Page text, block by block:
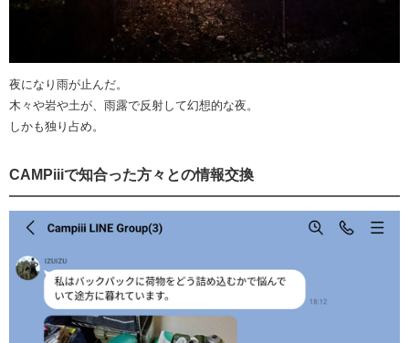
夜になり雨が止んだ。
木々や岩や土が、雨露で反射して幻想的な夜。
しかも独り占め。
CAMPiiiで知合った方々との情報交換